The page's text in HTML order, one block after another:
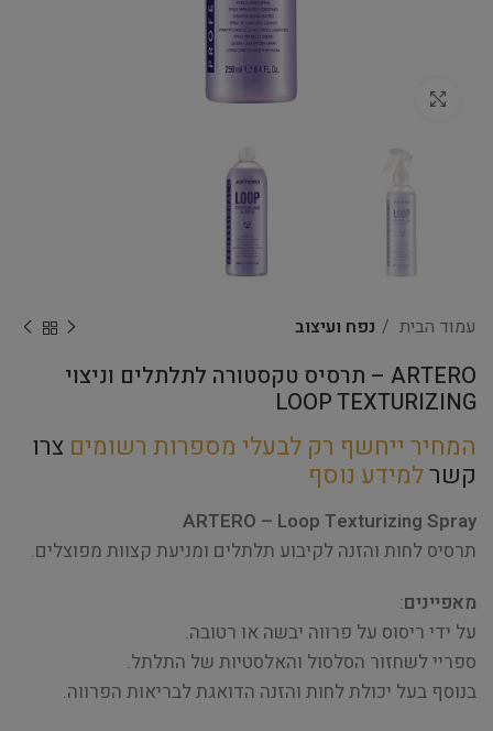
עמוד הבית נפח ועיצוב
ARTERO – תרסיס טקסטורה לתלתלים וניצוי
LOOP TEXTURIZING
המחיר ייחשף רק לבעלי מספרות רשומים צרו
קשרלמידע נוסף
ARTERO – Loop Texturizing Spray
תרסיס לחות והזנה לקיבוע תלתלים ומניעת קצוות מפוצלים.
מאפיינים:
על ידי ריסוס על פרווה יבשה או רטובה.
ספריי לשחזור הסלסול והאלסטיות של התלתל.
בנוסף בעל יכולת לחות והזנה הדואגת לבריאות הפרווה.